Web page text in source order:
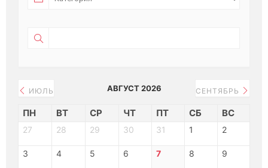
ИЮЛЬ АВГУСТ 2026 СЕНТЯБРЬ
ПН ВТ СР ЧТ ПТ СБ ВС
27 28 29 30 31 1 2
3 4 5 6 7 8 9